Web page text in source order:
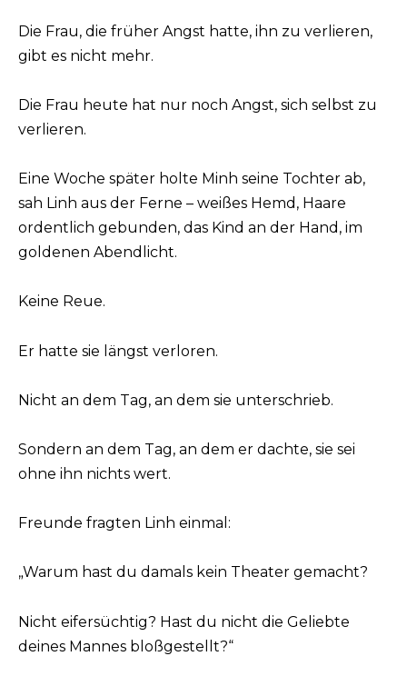
Die Frau, die früher Angst hatte, ihn zu verlieren,
gibt es nicht mehr.
Die Frau heute hat nur noch Angst, sich selbst zu
verlieren.
Eine Woche später holte Minh seine Tochter ab,
sah Linh aus der Ferne – weißes Hemd, Haare
ordentlich gebunden, das Kind an der Hand, im
goldenen Abendlicht.
Keine Reue.
Er hatte sie längst verloren.
Nicht an dem Tag, an dem sie unterschrieb.
Sondern an dem Tag, an dem er dachte, sie sei
ohne ihn nichts wert.
Freunde fragten Linh einmal:
„Warum hast du damals kein Theater gemacht?
Nicht eifersüchtig? Hast du nicht die Geliebte
deines Mannes bloßgestellt?“